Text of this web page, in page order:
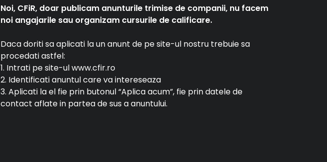
Noi, CFiR, doar publicam anunturile trimise de companii, nu facem
noi angajarile sau organizam cursurile de calificare.
Daca doriti sa aplicati la un anunt de pe site-ul nostru trebuie sa
procedati astfel:
1. Intrati pe site-ul www.cfir.ro
2. Identificati anuntul care va intereseaza
3. Aplicati la el fie prin butonul “Aplica acum”, fie prin datele de
contact aflate in partea de sus a anuntului.